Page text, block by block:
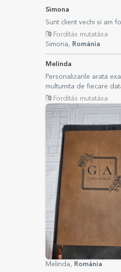
Simona
Sunt client vechi si am
Fordítás mutatása
Simona, Románia
Melinda
Personalizarile arata
multumita de fiecare
Fordítás mutatása
Melinda, Románia